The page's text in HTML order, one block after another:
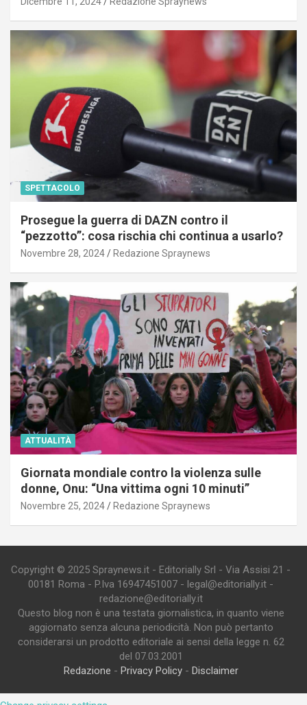
SPETTACOLO
Prosegue la guerra di DAZN contro il
“pezzotto”: cosa rischia chi continua a usarlo?
Novembre 28, 2024 Redazione Spraynews
ATTUALITÀ
Giornata mondiale contro la violenza sulle
donne, Onu: “Una vittima ogni 10 minuti”
Novembre 25, 2024 Redazione Spraynews
Copyright © 2025 Spraynews.it - Editorially Srl - Via Assisi 21 -
00181 Roma - P.Iva 16947451007 - legal@editorially.it -
redazione@editorially.it
Questo blog non è una testata giornalistica, in quanto viene
aggiornato senza alcuna periodicità. Non può pertanto
considerarsi un prodotto editoriale ai sensi della legge n. 62
del 07.03.2001
Redazione - Privacy Policy- Disclaimer